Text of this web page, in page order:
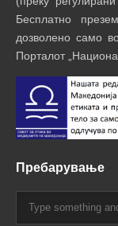
Бесплатно
дозволено само
Порталот
Пребарување